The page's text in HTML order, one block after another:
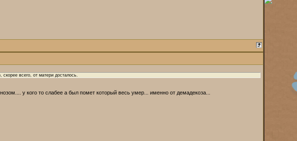
всего, от матери досталось.
у кого то слабее а был помет который весь умер... именно от демадекоза...